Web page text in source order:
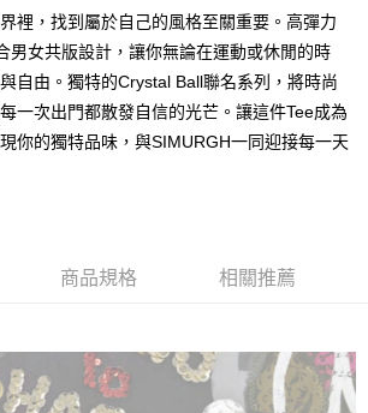
含以上)免運費
含以上)免運費
裡，找到屬於自己的風格至關重要。高彈力
男女共版設計，讓你無論在運動或休閒的時
自由。獨特的Crystal Ball聯名系列，將時尚
一次出門都散發自信的光芒。讓這件Tee成為
你的獨特品味，與SIMURGH一同迎接每一天
商品規格 相關推薦